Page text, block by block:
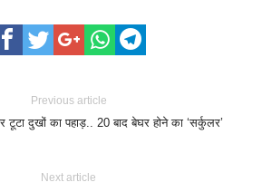
Previous article
टूटा दुखों का पहाड़.. 20 बाद बेघर होने का ‘सर्कुलर’
Next article